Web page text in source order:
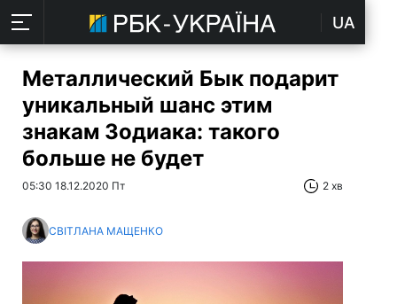
UA
Металлический Бык подарит
уникальный шанс этим
знакам Зодиака: такого
больше не будет
05:30 18.12.2020 Пт 2 хв
СВІТЛАНА МАЩЕНКО